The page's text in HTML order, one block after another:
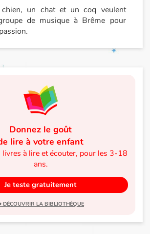
un chat et un coq veulent
de musique à Brême pour
Donnez le goût
lire à votre enfant
à lire et écouter, pour les 3-18
ans.
Je teste gratuitement
DÉCOUVRIR LA BIBLIOTHÈQUE